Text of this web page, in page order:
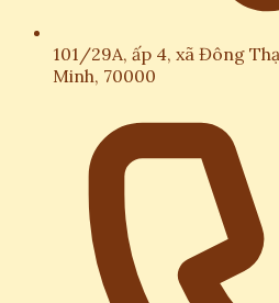
101/29A, ấp 4, xã Đông
Minh, 70000